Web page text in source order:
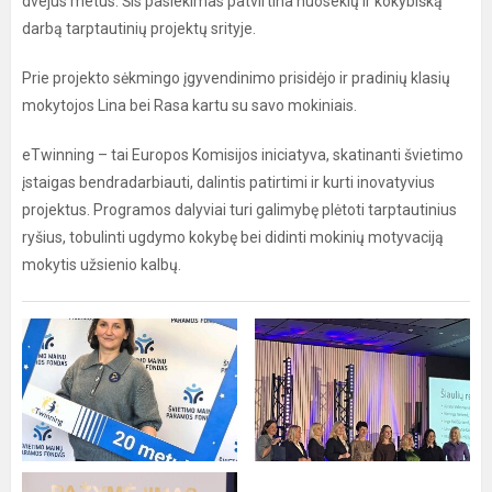
darbą tarptautinių projektų srityje.
Prie projekto sėkmingo įgyvendinimo prisidėjo ir pradinių klasių
mokytojos Lina bei Rasa kartu su savo mokiniais.
eTwinning – tai Europos Komisijos iniciatyva, skatinanti švietimo
įstaigas bendradarbiauti, dalintis patirtimi ir kurti inovatyvius
projektus. Programos dalyviai turi galimybę plėtoti tarptautinius
ryšius, tobulinti ugdymo kokybę bei didinti mokinių motyvaciją
mokytis užsienio kalbų.